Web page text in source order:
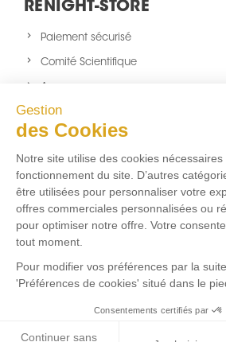
Gestion
des Cookies
Notre site utilise des cookies nécessaires
fonctionnement du site. D’autres
être utilisées pour personnaliser votre
offres commerciales personnalisées ou
pour optimiser notre offre. Votre
tout moment.
Pour modifier vos préférences par la
'Préférences de cookies' situé dans le
Consentements certifiés par
Continuer sans
RENIGHT-STORE
Paiement sécurisé
Comité Scientifique
Nouveaux produits
sitemap
NOUS SUIVRE
FacebookTwitter Instagram
FLUX RSS
Aucun flux RSS ajouté
Marchand approuvé par la Société des
pour vérifier